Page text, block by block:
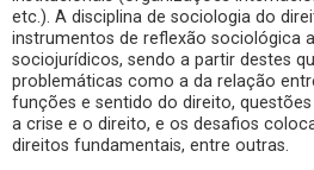
etc.). A disciplina de sociologia do
instrumentos de reflexão sociológica
sociojurídicos, sendo a partir destes
problemáticas como a da relação
funções e sentido do direito,
a crise e o direito, e os desafios
direitos fundamentais, entre outras.